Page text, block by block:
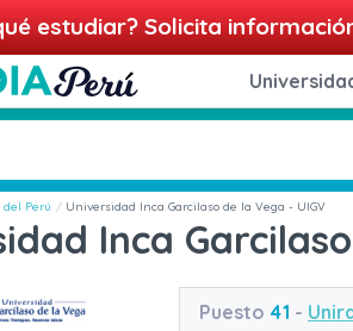
estudiar? Solicita
Perú Universidad Inca Garcilaso de la Vega - UIGV
Inca
Puesto 41 -